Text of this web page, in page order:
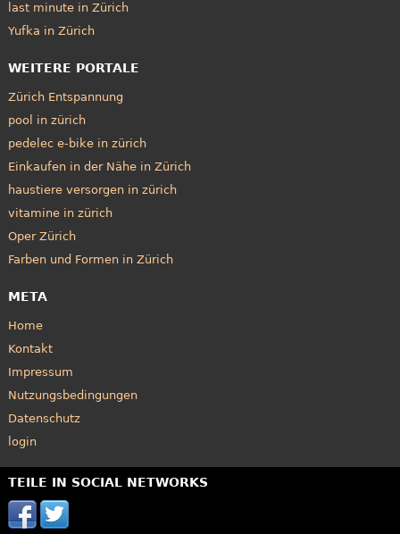
last minute in Zürich
Yufka in Zürich
WEITERE PORTALE
Zürich Entspannung
pool in zürich
pedelec e-bike in zürich
Einkaufen in der Nähe in Zürich
haustiere versorgen in zürich
vitamine in zürich
Oper Zürich
Farben und Formen in Zürich
META
Home
Kontakt
Impressum
Nutzungsbedingungen
Datenschutz
login
TEILE IN SOCIAL NETWORKS